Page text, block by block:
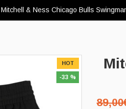
Mitchell & Ness Chicago Bulls
HOT
-33 %